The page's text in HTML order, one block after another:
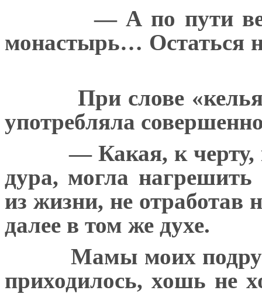
— А по пути
монастырь… Остаться
При слове
употребляла
— Какая, к
дура, могла
из жизни, не отработав
далее в том же духе.
Мамы моих
приходилось, хошь не